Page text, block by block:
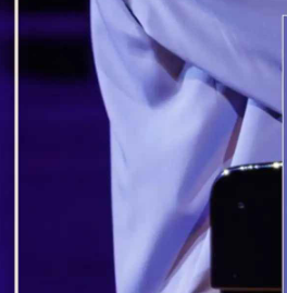
По своем рождении, еще в
простоял на ногах, никем не
честь Пресвятой Троице,
Коей он должен был явиться
узнать будущего чудотворца
сосцам матери; ибо он питался